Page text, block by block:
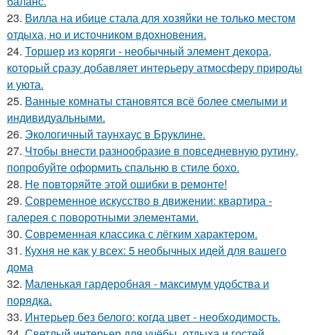
23. Вилла на ибице стала для хозяйки не только местом
отдыха, но и источником вдохновения.
24. Торшер из коряги - необычный элемент декора,
который сразу добавляет интерьеру атмосферу природы
и уюта.
25. Ванные комнаты становятся всё более смелыми и
индивидуальными.
26. Экологичный таунхаус в Бруклине.
27. Чтобы внести разнообразие в повседневную рутину,
попробуйте оформить спальню в стиле бохо.
28. Не повторяйте этой ошибки в ремонте!
29. Современное искусство в движении: квартира -
галерея с поворотными элементами.
30. Современная классика с лёгким характером.
31. Кухня не как у всех: 5 необычных идей для вашего
дома
32. Маленькая гардеробная - максимум удобства и
порядка.
33. Интерьер без белого: когда цвет - необходимость.